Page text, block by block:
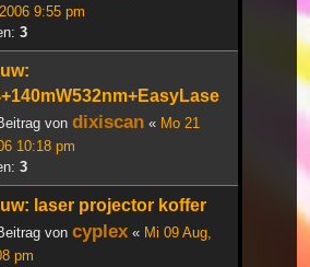
9:55 pm
3
von dixiscan « Mo 21
10:18 pm
3
laser projector koffer
von cyplex « Mi 09 Aug,
pm